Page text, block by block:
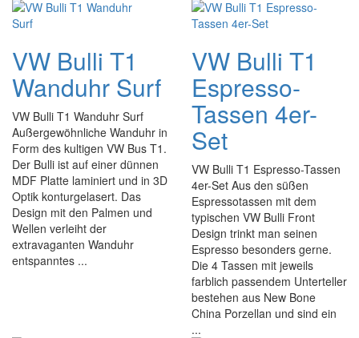
VW Bulli T1
Wanduhr Surf
VW Bulli T1 Wanduhr Surf
Außergewöhnliche Wanduhr in
Form des kultigen VW Bus T1.
Der Bulli ist auf einer dünnen
MDF Platte laminiert und in 3D
Optik konturgelasert. Das
Design mit den Palmen und
Wellen verleiht der
extravaganten Wanduhr
entspanntes ...
VW Bulli T1
Espresso-
Tassen 4er-
Set
VW Bulli T1 Espresso-Tassen
4er-Set Aus den süßen
Espressotassen mit dem
typischen VW Bulli Front
Design trinkt man seinen
Espresso besonders gerne.
Die 4 Tassen mit jeweils
farblich passendem Unterteller
bestehen aus New Bone
China Porzellan und sind ein
...